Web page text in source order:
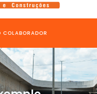
COLABORADOR